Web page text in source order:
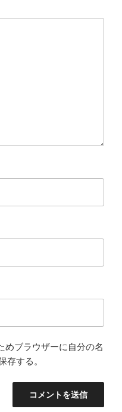
めブラウザーに自分の名
存する。